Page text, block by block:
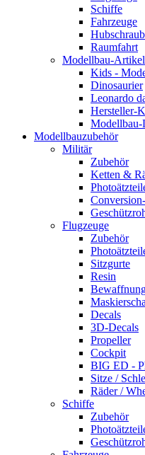
Schiffe
Fahrzeuge
Raumfahrt
Modellbau-Artikel
Kids -
Dinosaurier
Leonardo
Hersteller-
Modellbau-
Modellbauzubehör
Militär
Zubehör
Ketten &
Flugzeuge
Zubehör
Sitzgurte
Resin
Decals
3D-Decals
Propeller
Cockpit
BIG ED -
Sitze /
Räder /
Schiffe
Zubehör